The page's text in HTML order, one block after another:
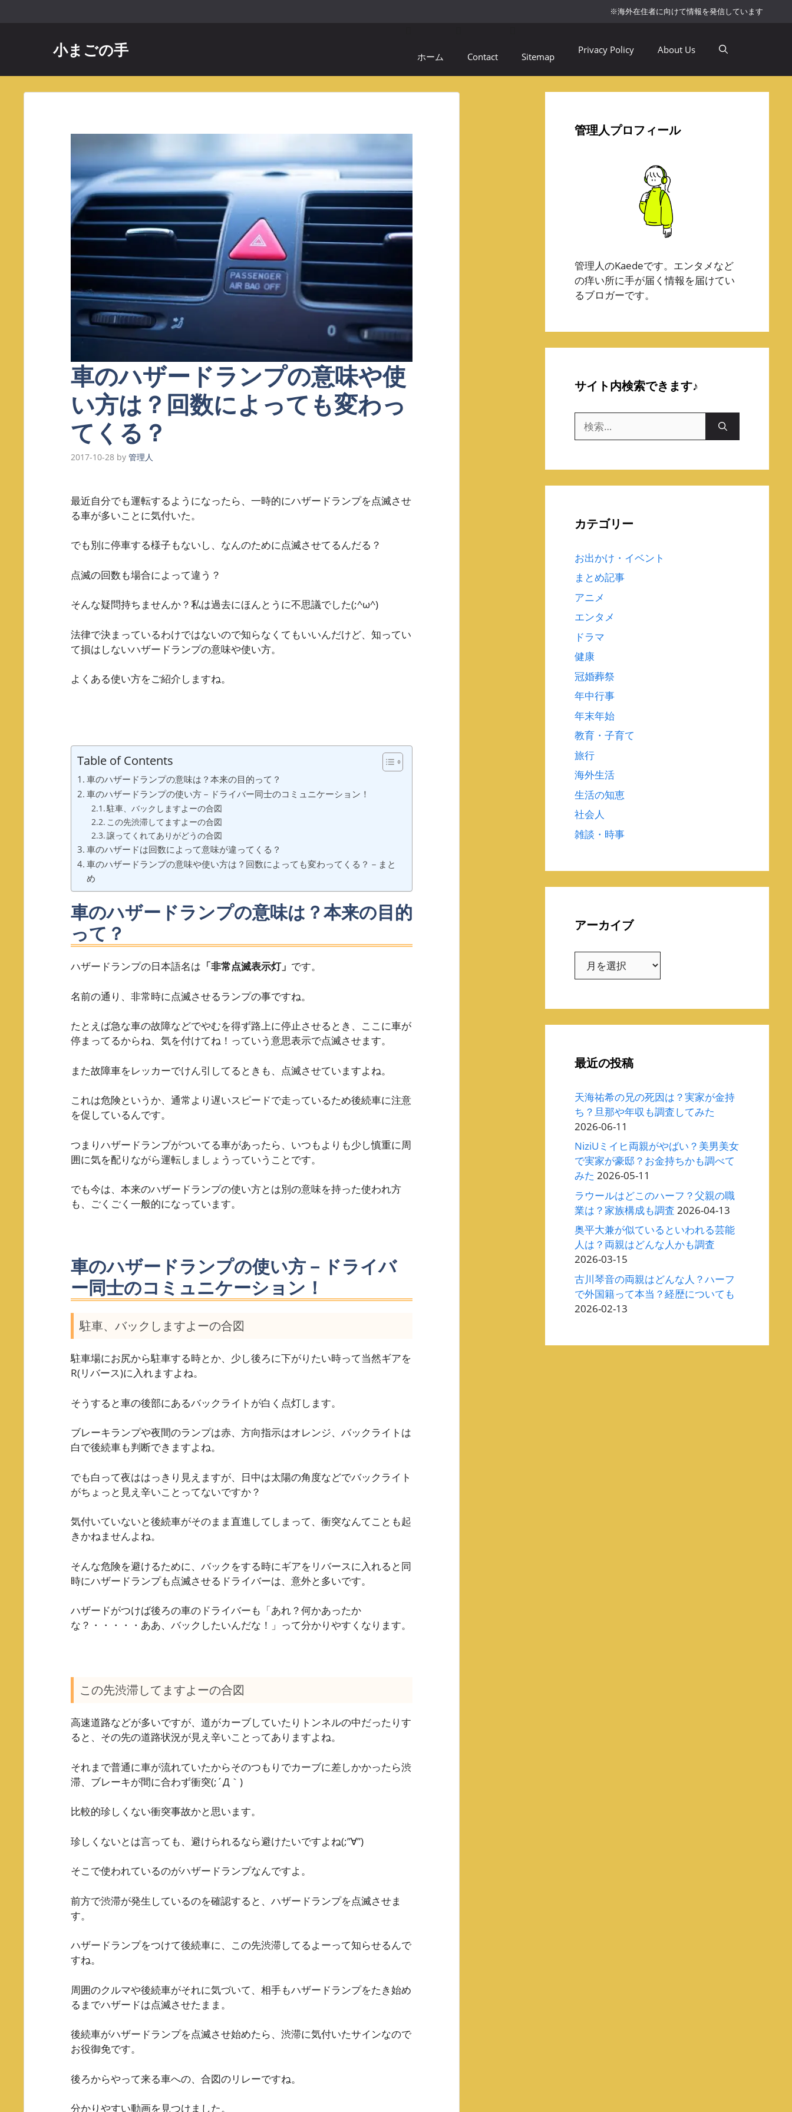
へ
※海外在住者に向けて情報を発信しています
小まごの手 ホーム Contact Sitemap
Privacy Policy About Us
車のハザードランプの意味や使
い方は？回数によっても変わっ
てくる？
2017-10-28 by 管理人
最近自分でも運転するようになったら、一時的にハザードランプを点滅させ
る車が多いことに気付いた。
でも別に停車する様子もないし、なんのために点滅させてるんだる？
点滅の回数も場合によって違う？
そんな疑問持ちませんか？私は過去にほんとうに不思議でした(;^ω^)
法律で決まっているわけではないので知らなくてもいいんだけど、知ってい
て損はしないハザードランプの意味や使い方。
よくある使い方をご紹介しますね。
Table of Contents
車のハザードランプの意味は？本来の目的って？
車のハザードランプの使い方－ドライバー同士のコミュニケーション！
駐車、バックしますよーの合図
この先渋滞してますよーの合図
譲ってくれてありがどうの合図
車のハザードは回数によって意味が違ってくる？
車のハザードランプの意味や使い方は？回数によっても変わってくる？－まと
め
車のハザードランプの意味は？本来の目的
って？
ハザードランプの日本語名は 「非常点滅表示灯」 です。
名前の通り、非常時に点滅させるランプの事ですね。
たとえば急な車の故障などでやむを得ず路上に停止させるとき、ここに車が
停まってるからね、気を付けてね！っていう意思表示で点滅させます。
また故障車をレッカーでけん引してるときも、点滅させていますよね。
これは危険というか、通常より遅いスピードで走っているため後続車に注意
を促しているんです。
つまりハザードランプがついてる車があったら、いつもよりも少し慎重に周
囲に気を配りながら運転しましょうっていうことです。
でも今は、本来のハザードランプの使い方とは別の意味を持った使われ方
も、ごくごく一般的になっています。
車のハザードランプの使い方－ドライバ
ー同士のコミュニケーション！
駐車、バックしますよーの合図
駐車場にお尻から駐車する時とか、少し後ろに下がりたい時って当然ギアを
R(リバース)に入れますよね。
そうすると車の後部にあるバックライトが白く点灯します。
ブレーキランプや夜間のランプは赤、方向指示はオレンジ、バックライトは
白で後続車も判断できますよね。
でも白って夜ははっきり見えますが、日中は太陽の角度などでバックライト
がちょっと見え辛いことってないですか？
気付いていないと後続車がそのまま直進してしまって、衝突なんてことも起
きかねませんよね。
そんな危険を避けるために、バックをする時にギアをリバースに入れると同
時にハザードランプも点滅させるドライバーは、意外と多いです。
ハザードがつけば後ろの車のドライバーも「あれ？何かあったか
な？・・・・・ああ、バックしたいんだな！」って分かりやすくなります。
この先渋滞してますよーの合図
高速道路などが多いですが、道がカーブしていたりトンネルの中だったりす
ると、その先の道路状況が見え辛いことってありますよね。
それまで普通に車が流れていたからそのつもりでカーブに差しかかったら渋
滞、ブレーキが間に合わず衝突(;´Д｀)
比較的珍しくない衝突事故かと思います。
珍しくないとは言っても、避けられるなら避けたいですよね(;”∀”)
そこで使われているのがハザードランプなんですよ。
前方で渋滞が発生しているのを確認すると、ハザードランプを点滅させま
す。
ハザードランプをつけて後続車に、この先渋滞してるよーって知らせるんで
すね。
周囲のクルマや後続車がそれに気づいて、相手もハザードランプをたき始め
るまでハザードは点滅させたまま。
後続車がハザードランプを点滅させ始めたら、渋滞に気付いたサインなので
お役御免です。
後ろからやって来る車への、合図のリレーですね。
分かりやすい動画を見つけました。
管理人プロフィール
管理人のKaedeです。エンタメなど
の痒い所に手が届く情報を届けてい
るブロガーです。
サイト内検索できます♪
索:
カテゴリー
お出かけ・イベント
まとめ記事
アニメ
エンタメ
ドラマ
健康
冠婚葬祭
年中行事
年末年始
教育・子育て
旅行
海外生活
生活の知恵
社会人
雑談・時事
アーカイブ
最近の投稿
天海祐希の兄の死因は？実家が金持
ち？旦那や年収も調査してみた
2026-06-11
NiziUミイヒ両親がやばい？美男美女
で実家が豪邸？お金持ちかも調べて
みた 2026-05-11
ラウールはどこのハーフ？父親の職
業は？家族構成も調査 2026-04-13
奥平大兼が似ているといわれる芸能
人は？両親はどんな人かも調査
2026-03-15
古川琴音の両親はどんな人？ハーフ
で外国籍って本当？経歴についても
2026-02-13